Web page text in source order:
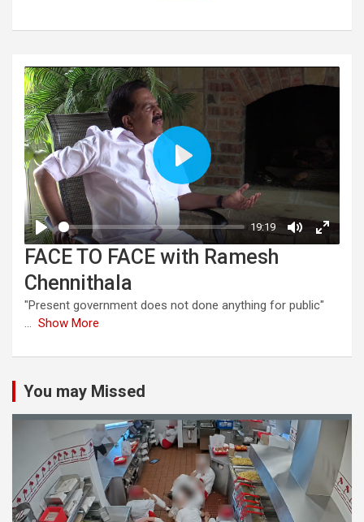
FACE TO FACE with Ramesh
Chennithala
"Present government does not done anything for public"
... Show More
You may Missed